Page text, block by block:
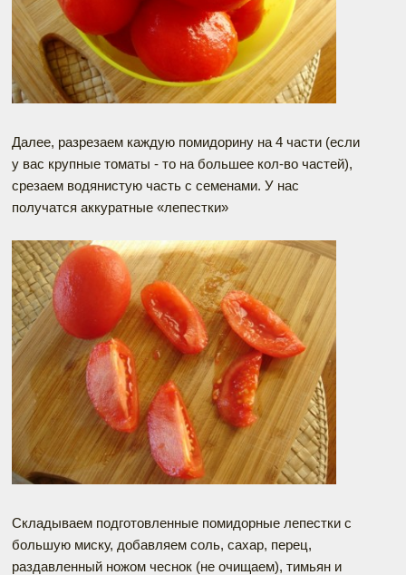
Далее, разрезаем каждую помидорину на 4 части (если
у вас крупные томаты - то на большее кол-во частей),
срезаем водянистую часть с семенами. У нас
получатся аккуратные «лепестки»
Складываем подготовленные помидорные лепестки с
большую миску, добавляем соль, сахар, перец,
раздавленный ножом чеснок (не очищаем), тимьян и